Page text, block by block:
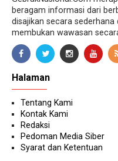
beragam informasi dari
disajikan secara
membukan wawasan
Halaman
Tentang Kami
Kontak Kami
Redaksi
Pedoman Media Siber
Syarat dan Ketentuan